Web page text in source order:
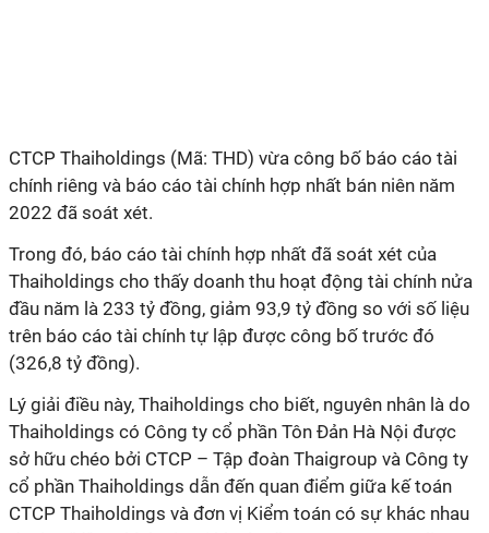
CTCP Thaiholdings (Mã: THD) vừa công bố báo cáo tài
chính riêng và báo cáo tài chính hợp nhất bán niên năm
2022 đã soát xét.
Trong đó, báo cáo tài chính hợp nhất đã soát xét của
Thaiholdings cho thấy doanh thu hoạt động tài chính nửa
đầu năm là 233 tỷ đồng, giảm 93,9 tỷ đồng so với số liệu
trên báo cáo tài chính tự lập được công bố trước đó
(326,8 tỷ đồng).
Lý giải điều này, Thaiholdings cho biết, nguyên nhân là do
Thaiholdings có Công ty cổ phần Tôn Đản Hà Nội được
sở hữu chéo bởi CTCP – Tập đoàn Thaigroup và Công ty
cổ phần Thaiholdings dẫn đến quan điểm giữa kế toán
CTCP Thaiholdings và đơn vị Kiểm toán có sự khác nhau